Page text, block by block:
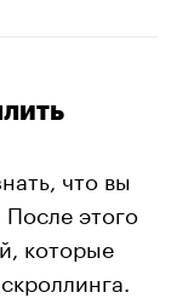
что вы
этого
которые